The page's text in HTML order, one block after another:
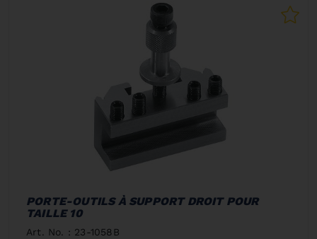
PORTE-OUTILS À SUPPORT DROIT POUR
TAILLE 10
Art. No. : 23-1058B